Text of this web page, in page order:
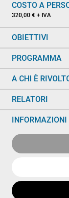
COSTO A
320,00 € + IVA
OBIETTIVI
PROGRAMMA
A CHI È
RELATORI
INFORMAZIONI